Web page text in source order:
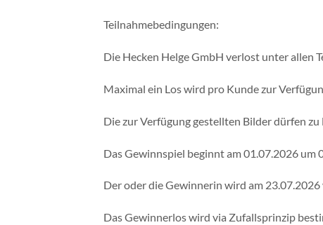
Teilnahmebedingungen:
Die Hecken Helge GmbH verlost unter allen
Maximal ein Los wird pro Kunde zur
Die zur Verfügung gestellten Bilder dürfen
Das Gewinnspiel beginnt am 01.07.2026 um
Der oder die Gewinnerin wird am
Das Gewinnerlos wird via Zufallsprinzip